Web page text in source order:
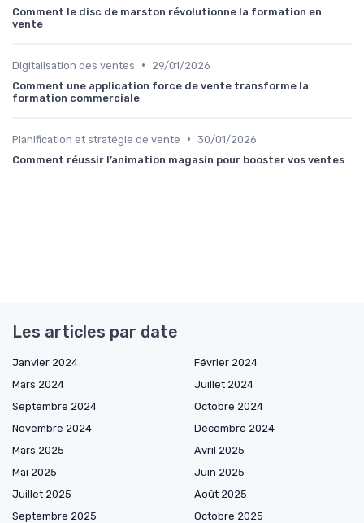
Comment le disc de marston révolutionne la formation en
vente
Digitalisation des ventes •
29/01/2026
Comment une application force de vente transforme la
formation commerciale
Planification et stratégie de vente • 30/01/2026
Comment réussir l’animation magasin pour booster vos ventes
Les articles par date
Janvier 2024
Février 2024
Mars 2024
Juillet 2024
Septembre 2024
Octobre 2024
Novembre 2024
Décembre 2024
Mars 2025
Avril 2025
Mai 2025
Juin 2025
Juillet 2025
Août 2025
Septembre 2025
Octobre 2025